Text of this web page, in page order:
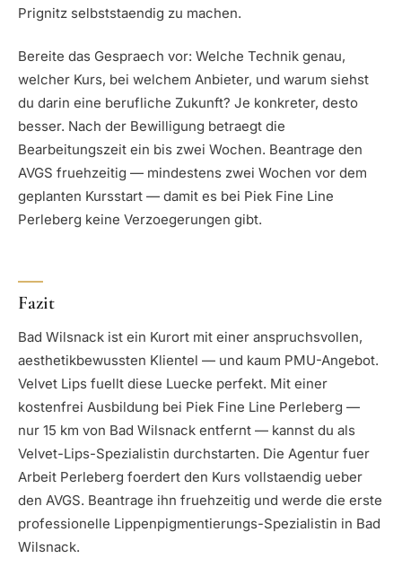
Prignitz selbststaendig zu machen.
Bereite das Gespraech vor: Welche Technik genau,
welcher Kurs, bei welchem Anbieter, und warum siehst
du darin eine berufliche Zukunft? Je konkreter, desto
besser. Nach der Bewilligung betraegt die
Bearbeitungszeit ein bis zwei Wochen. Beantrage den
AVGS fruehzeitig — mindestens zwei Wochen vor dem
geplanten Kursstart — damit es bei Piek Fine Line
Perleberg keine Verzoegerungen gibt.
Fazit
Bad Wilsnack ist ein Kurort mit einer anspruchsvollen,
aesthetikbewussten Klientel — und kaum PMU-Angebot.
Velvet Lips fuellt diese Luecke perfekt. Mit einer
kostenfrei Ausbildung bei Piek Fine Line Perleberg —
nur 15 km von Bad Wilsnack entfernt — kannst du als
Velvet-Lips-Spezialistin durchstarten. Die Agentur fuer
Arbeit Perleberg foerdert den Kurs vollstaendig ueber
den AVGS. Beantrage ihn fruehzeitig und werde die erste
professionelle Lippenpigmentierungs-Spezialistin in Bad
Wilsnack.